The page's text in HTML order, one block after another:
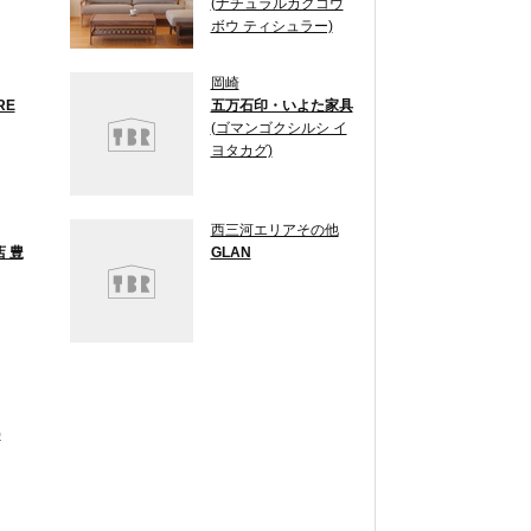
(ナチュラルカグコウ
ボウ ティシュラー)
岡崎
五万石印・いよた家具
(ゴマンゴクシルシ イ
ヨタカグ)
豊
西三河エリアその他
GLAN